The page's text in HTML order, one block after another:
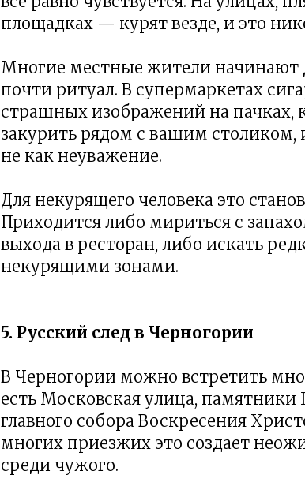
площадках — курят везде, и это
Многие местные жители начинают
почти ритуал. В супермаркетах
страшных изображений на пачках,
закурить рядом с вашим столиком,
не как неуважение.
Для некурящего человека это
Приходится либо мириться с
выхода в ресторан, либо искать
некурящими зонами.
5. Русский след в Черногории
В Черногории можно встретить
есть Московская улица,
главного собора Воскресения
многих приезжих это создает
среди чужого.